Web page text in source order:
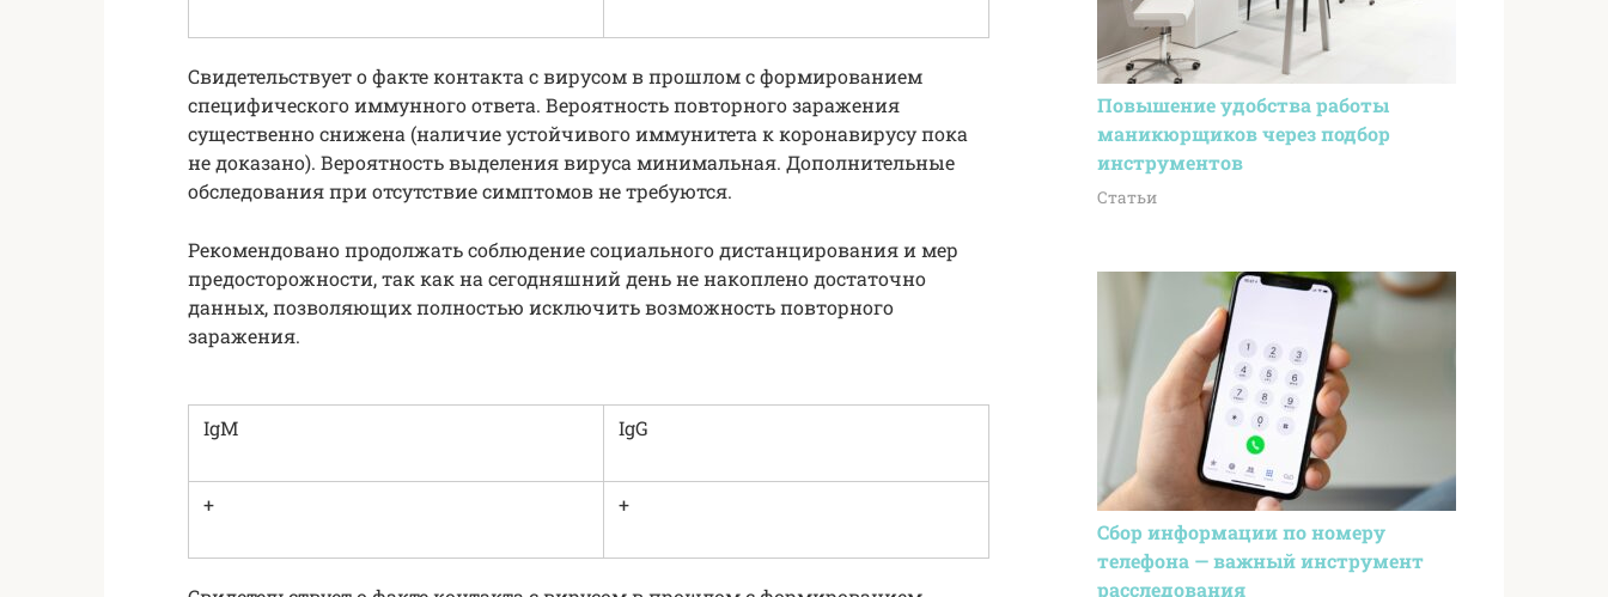
Свидетельствует о факте контакта с вирусом в прошлом с формированием
специфического иммунного ответа. Вероятность повторного заражения
существенно снижена (наличие устойчивого иммунитета к коронавирусу пока
не доказано). Вероятность выделения вируса минимальная. Дополнительные
обследования при отсутствие симптомов не требуются.
Рекомендовано продолжать соблюдение социального дистанцирования и мер
предосторожности, так как на сегодняшний день не накоплено достаточно
данных, позволяющих полностью исключить возможность повторного
заражения.
IgM IgG
+ +
Повышение удобства работы
маникюрщиков через подбор
инструментов
Статьи
Сбор информации по номеру
телефона — важный инструмент
расследования